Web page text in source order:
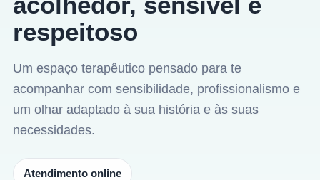
respeitoso
Um espaço terapêutico pensado para te
acompanhar com sensibilidade, profissionalismo e
um olhar adaptado à sua história e às suas
necessidades.
Atendimento online